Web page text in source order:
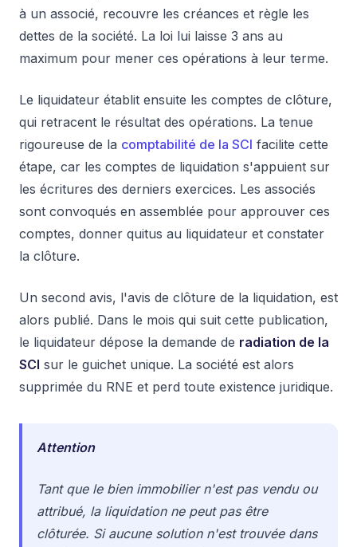
à un associé, recouvre les créances et règle les
dettes de la société. La loi lui laisse 3 ans au
maximum pour mener ces opérations à leur terme.
Le liquidateur établit ensuite les comptes de clôture,
qui retracent le résultat des opérations. La tenue
rigoureuse de la comptabilité de la SCI facilite cette
étape, car les comptes de liquidation s'appuient sur
les écritures des derniers exercices. Les associés
sont convoqués en assemblée pour approuver ces
comptes, donner quitus au liquidateur et constater
la clôture.
Un second avis, l'avis de clôture de la liquidation, est
alors publié. Dans le mois qui suit cette publication,
le liquidateur dépose la demande de radiation de la
SCI sur le guichet unique. La société est alors
supprimée du RNE et perd toute existence juridique.
Attention
Tant que le bien immobilier n'est pas vendu ou
attribué, la liquidation ne peut pas être
clôturée. Si aucune solution n'est trouvée dans